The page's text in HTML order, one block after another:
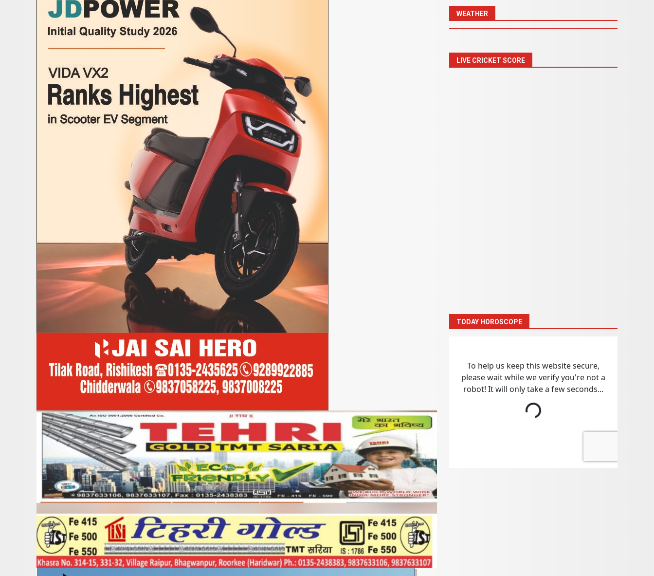
WEATHER
LIVE CRICKET SCORE
TODAY HOROSCOPE